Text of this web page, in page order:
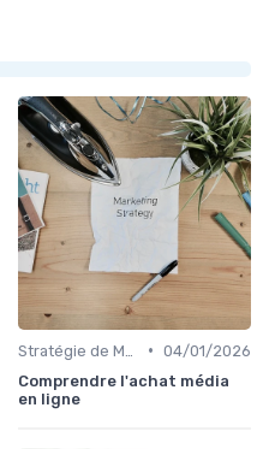
• 04/01/2026
Comprendre l'achat média
en ligne